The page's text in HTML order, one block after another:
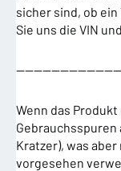
sicher sind, ob ein
Sie uns die VIN
Wenn das
Kratzer), was
vorgesehen